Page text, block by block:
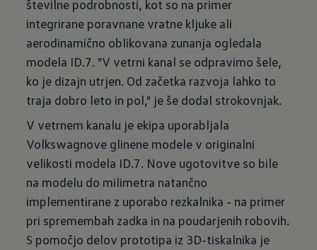
številne podrobnosti, kot so na primer
integrirane poravnane vratne kljuke ali
aerodinamično oblikovana zunanja ogledala
modela ID.7. "V vetrni kanal se odpravimo šele,
ko je dizajn utrjen. Od začetka razvoja lahko to
traja dobro leto in pol," je še dodal strokovnjak.
V vetrnem kanalu je ekipa uporabljala
Volkswagnove glinene modele v originalni
velikosti modela ID.7. Nove ugotovitve so bile
na modelu do milimetra natančno
implementirane z uporabo rezkalnika - na primer
pri spremembah zadka in na poudarjenih robovih.
S pomočjo delov prototipa iz 3D-tiskalnika je